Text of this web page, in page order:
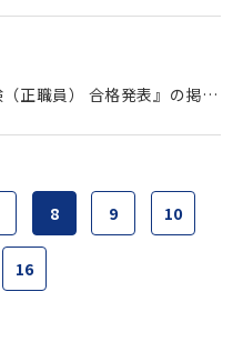
『令和6年度中津市職員採用試験（正職員） 合格発表』の掲載をいたしました。
8 9 10
16